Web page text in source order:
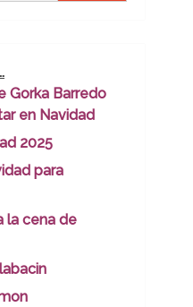
Gorka Barredo
en Navidad
2025
para
la cena de